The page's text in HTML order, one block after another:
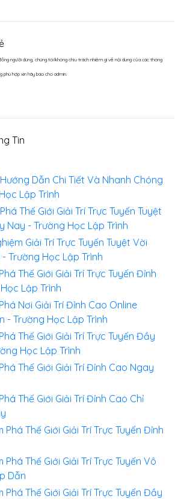
người dùng, chúng tôi không chịu trách nhiệm gì về nội dung của các thông
phù hợp xin hãy báo cho admin.
Tin
Hướng Dẫn Chi Tiết Và Nhanh Chóng
Lập Trình
Thế Giới Giải Trí Trực Tuyến Tuyệt
Nay - Trường Học Lập Trình
Giải Trí Trực Tuyến Tuyệt Vời
Trường Học Lập Trình
Thế Giới Giải Trí Trực Tuyến Đỉnh
Lập Trình
Nơi Giải Trí Đỉnh Cao Online
- Trường Học Lập Trình
Thế Giới Giải Trí Trực Tuyến Đầy
Học Lập Trình
Thế Giới Giải Trí Đỉnh Cao Ngay
Thế Giới Giải Trí Đỉnh Cao Chỉ
Phá Thế Giới Giải Trí Trực Tuyến Đỉnh
Phá Thế Giới Giải Trí Trực Tuyến Vô
Dẫn
Phá Thế Giới Giải Trí Trực Tuyến Đầy